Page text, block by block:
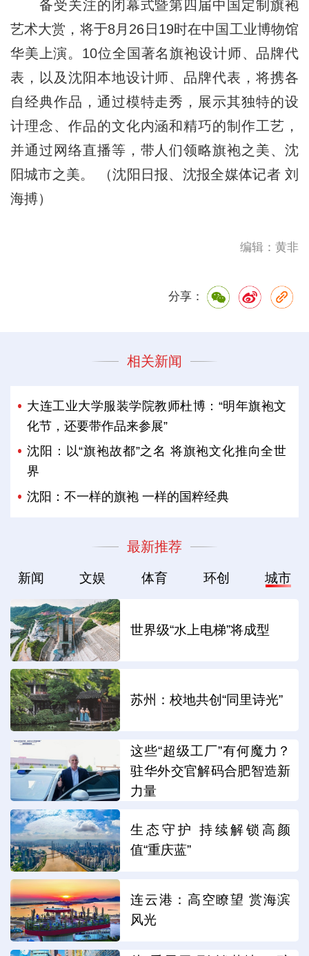
备受关注的闭幕式暨第四届中国定制旗袍
艺术大赏，将于8月26日19时在中国工业博物馆
华美上演。10位全国著名旗袍设计师、品牌代
表，以及沈阳本地设计师、品牌代表，将携各
自经典作品，通过模特走秀，展示其独特的设
计理念、作品的文化内涵和精巧的制作工艺，
并通过网络直播等，带人们领略旗袍之美、沈
阳城市之美。 （沈阳日报、沈报全媒体记者 刘
海搏）
编辑：黄非
分享：
相关新闻
大连工业大学服装学院教师杜博：“明年旗袍文
化节，还要带作品来参展”
沈阳：以“旗袍故都”之名 将旗袍文化推向全世
界
沈阳：不一样的旗袍 一样的国粹经典
最新推荐
新闻 文娱 体育 环创 城市
世界级“水上电梯”将成型
苏州：校地共创“同里诗光”
这些“超级工厂”有何魔力？
驻华外交官解码合肥智造新
力量
生态守护 持续解锁高颜
值“重庆蓝”
连云港：高空瞭望 赏海滨
风光